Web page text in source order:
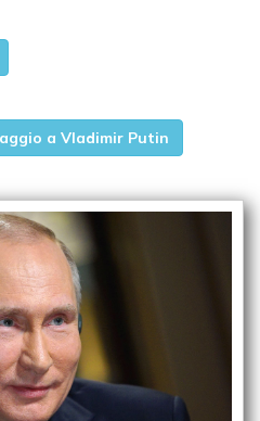
a Vladimir Putin